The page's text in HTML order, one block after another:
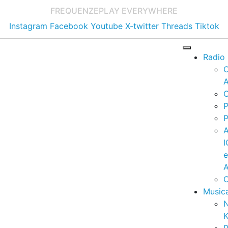
FREQUENZEPLAY EVERYWHERE
Instagram Facebook Youtube X-twitter Threads Tiktok
Radio
e